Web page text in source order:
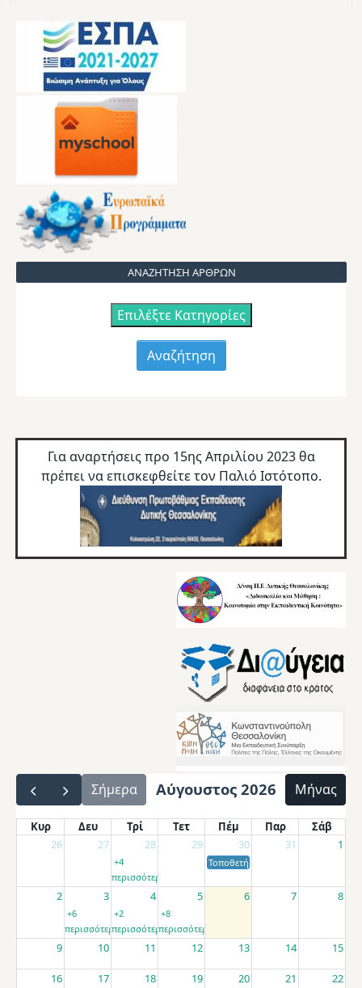
ΑΝΑΖΗΤΗΣΗ ΑΡΘΡΩΝ
Επιλέξτε Κατηγορίες
Για αναρτήσεις προ 15ης Απριλίου 2023 θα
πρέπει να επισκεφθείτε τον Παλιό Ιστότοπο.
Σήμερα Αύγουστος 2026 Μήνας
Κυρ Δευ Τρί Τετ Πέμ Παρ
Σάβ
26
27 28 29 30 31 1
+4
περισσότερα
Τοποθετήσεις αποσπασμένων
2 3 4 5 6 7 8
+6
περισσότερα
+2
περισσότερα
+8
περισσότερα
9 10 11 12 13 14 15
16 17 18 19 20 21 22